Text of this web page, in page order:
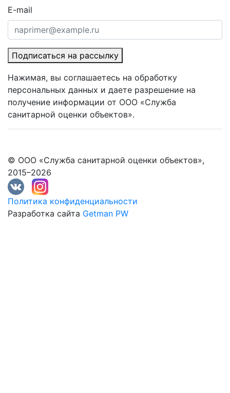
E-mail
Подписаться на рассылку
Нажимая, вы соглашаетесь на обработку
персональных данных и даете разрешение на
получение информации от ООО «Служба
санитарной оценки объектов».
© ООО «Служба санитарной оценки объектов»,
2015–2026
Политика конфиденциальности
Разработка сайта Getman PW